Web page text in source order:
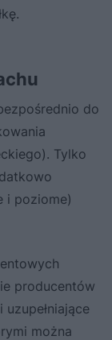
do
Tylko
i poziome)
producentów
można